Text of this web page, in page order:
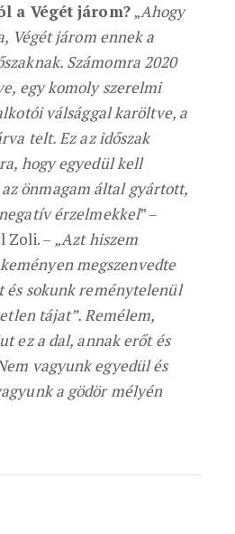
a Végét járom?„Ahogy
Végét járom ennek a
Számomra 2020
egy komoly szerelmi
válsággal karöltve, a
telt. Ez az időszak
hogy egyedül kell
önmagam által gyártott,
érzelmekkel” –
Zoli. – „Azt hiszem
megszenvedte
és sokunk reménytelenül
tájat”. Remélem,
ez a dal, annak erőt és
vagyunk egyedül és
a gödör mélyén